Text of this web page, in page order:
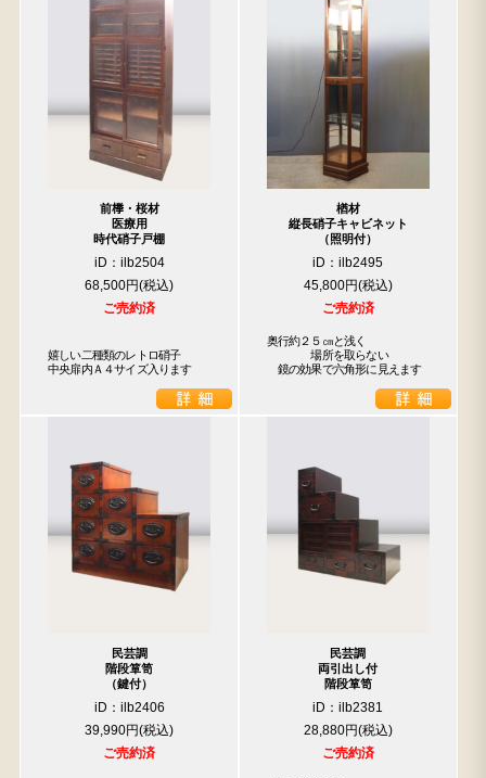
前﨔・桜材
医療用
時代硝子戸棚
iD：ilb2504
68,500円
ご売約済
嬉しい二種類のレトロ硝子
中央扉内Ａ４サイズ入ります
楢材
縦長硝子キャビネット
（照明付）
iD：ilb2495
45,800円
ご売約済
奥行約２５㎝と浅く
場所を取らない
鏡の効果で六角形に見えます
民芸調
階段箪笥
（鍵付）
iD：ilb2406
39,990円
ご売約済
民芸調
両引出し付
階段箪笥
iD：ilb2381
28,880円
ご売約済